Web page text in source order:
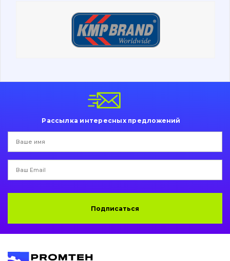
Фильтры и смазочные материалы
Ножи, режущие кромки
Защита (ковша, адаптера)
Пальци и втулки
Гидравлика
написати
Рассылка интересных предложений
Подписаться